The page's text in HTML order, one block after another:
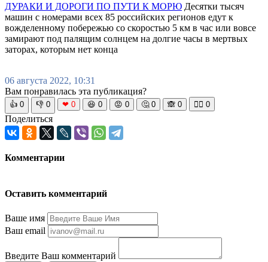
ДУРАКИ И ДОРОГИ ПО ПУТИ К МОРЮ Десятки тысяч
машин с номерами всех 85 российских регионов едут к
вожделенному побережью со скоростью 5 км в час или вовсе
замирают под палящим солнцем на долгие часы в мертвых
заторах, которым нет конца
06 августа 2022, 10:31
Вам понравилась эта публикация?
👍 0 👎 0 ❤ 0 😆 0 😡 0 🤔 0 🙈 0 🧘‍♀️ 0
Поделиться
Комментарии
Оставить комментарий
Ваше имя
Ваш email
Введите Ваш комментарий